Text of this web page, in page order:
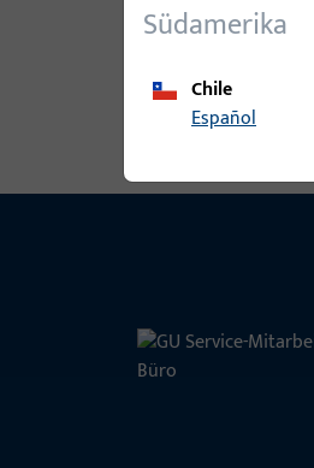
Alle Varianten ansehen
Südamerika
Chile
Español